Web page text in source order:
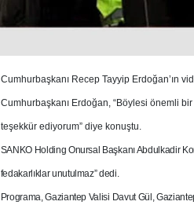
Cumhurbaşkanı Recep Tayyip Erdoğan’ın
Cumhurbaşkanı Erdoğan, “Böylesi önemli
teşekkür ediyorum” diye konuştu.
SANKO Holding Onursal Başkanı Abdulkadir
fedakarlıklar unutulmaz” dedi.
Programa, Gaziantep Valisi Davut Gül,